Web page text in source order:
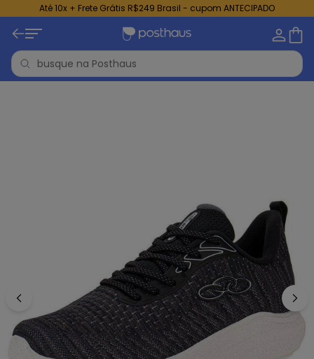
Até 10x + Frete Grátis R$249 Brasil - cupom ANTECIPADO